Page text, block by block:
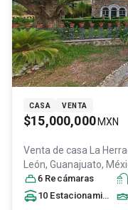
CASA VENTA
$15,000,000 MXN
Venta de casa
La
León, Guanajuato,
6 Recámaras
10 Estacionamiento s